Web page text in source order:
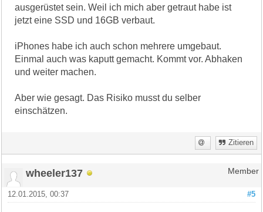
ausgerüstet sein. Weil ich mich aber getraut habe ist
jetzt eine SSD und 16GB verbaut.
iPhones habe ich auch schon mehrere umgebaut.
Einmal auch was kaputt gemacht. Kommt vor. Abhaken
und weiter machen.
Aber wie gesagt. Das Risiko musst du selber
einschätzen.
Zitieren
wheeler137 Member
#5
12.01.2015, 00:37